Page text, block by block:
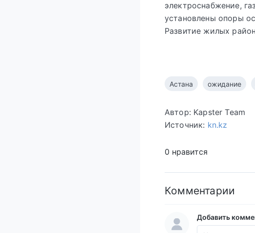
электроснабжение,
установлены опоры
Развитие жилых
Астана ожидание
Автор: Kapster Team
Источник: kn.kz
0 нравится
Комментарии
Добавить